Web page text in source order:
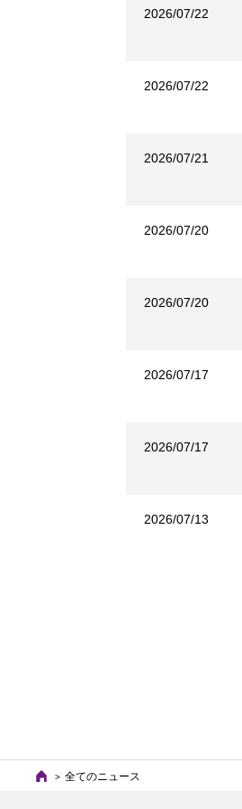
2026/07/22
2026/07/22
2026/07/21
2026/07/20
2026/07/20
2026/07/17
2026/07/17
2026/07/13
全てのニュース